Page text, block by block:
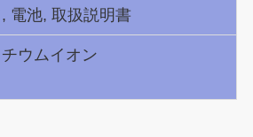
, 電池, 取扱説明書
チウムイオン